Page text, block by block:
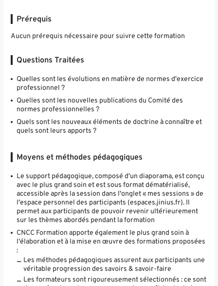
Prérequis
Aucun prérequis nécessaire pour suivre cette formation
Questions Traitées
Quelles sont les évolutions en matière de normes d'exercice
professionnel ?
Quelles sont les nouvelles publications du Comité des
normes professionnelles ?
Quels sont les nouveaux éléments de doctrine à connaître et
quels sont leurs apports ?
Moyens et méthodes pédagogiques
Le support pédagogique, composé d'un diaporama, est conçu
avec le plus grand soin et est sous format dématérialisé,
accessible après la session dans l'onglet « mes sessions » de
l'espace personnel des participants (espaces.jinius.fr). Il
permet aux participants de pouvoir revenir ultérieurement
sur les thèmes abordés pendant la formation
CNCC Formation apporte également le plus grand soin à
l'élaboration et à la mise en œuvre des formations proposées
:
Les méthodes pédagogiques assurent aux participants une
véritable progression des savoirs & savoir-faire
Les formateurs sont rigoureusement sélectionnés : ce sont